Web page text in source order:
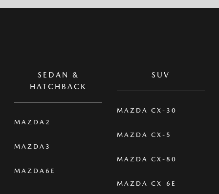
SEDAN &
HATCHBACK
MAZDA2
MAZDA3
MAZDA6E
SUV
MAZDA CX-30
MAZDA CX-5
MAZDA CX-80
MAZDA CX-6E